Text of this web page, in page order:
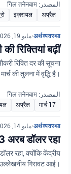
المصدر: गिल तनेनबाम
अप्रैल
इज़रायल
अर्थव्यवस्था
•مايو 19, 2026 at 8:41 ص
रिक्तियां बढ़ीं
रिक्ति दर की सूचना
की तुलना में वृद्धि है।
المصدر: गिल तनेनबाम
17 मार्च
अप्रैल
अर्थव्यवस्था
•مايو 14, 2026 at 7:54 م
अरब डॉलर रहा
रहा, क्योंकि केंद्रीय
गिरावट आई।